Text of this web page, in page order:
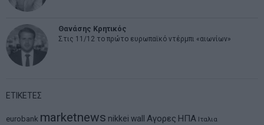
Θανάσης Κρητικός
Στις 11/12 το πρώτο ευρωπαϊκό ντέρμπι «αιωνίων»
ΕΤΙΚΕΤΕΣ
eurobank marketnews nikkei wall Αγορες ΗΠΑ Ιταλια